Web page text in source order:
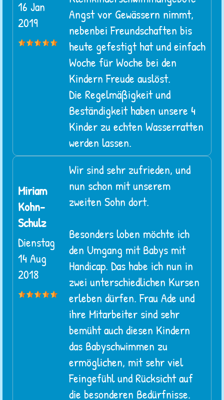
16 Jan
2019
Angst vor Gewässern nimmt,
nebenbei Freundschaften bis
heute gefestigt hat und einfach
Woche für Woche bei den
Kindern Freude auslöst.
Die Regelmäßigkeit und
Beständigkeit haben unsere 4
Kinder zu echten Wasserratten
werden lassen.
Miriam
Kohn-
Schulz
Dienstag
14 Aug
2018
Wir sind sehr zufrieden, und
nun schon mit unserem
zweiten Sohn dort.
Besonders loben möchte ich
den Umgang mit Babys mit
Handicap. Das habe ich nun in
zwei unterschiedlichen Kursen
erleben dürfen. Frau Ade und
ihre Mitarbeiter sind sehr
bemüht auch diesen Kindern
das Babyschwimmen zu
ermöglichen, mit sehr viel
Feingefühl und Rücksicht auf
die besonderen Bedürfnisse.